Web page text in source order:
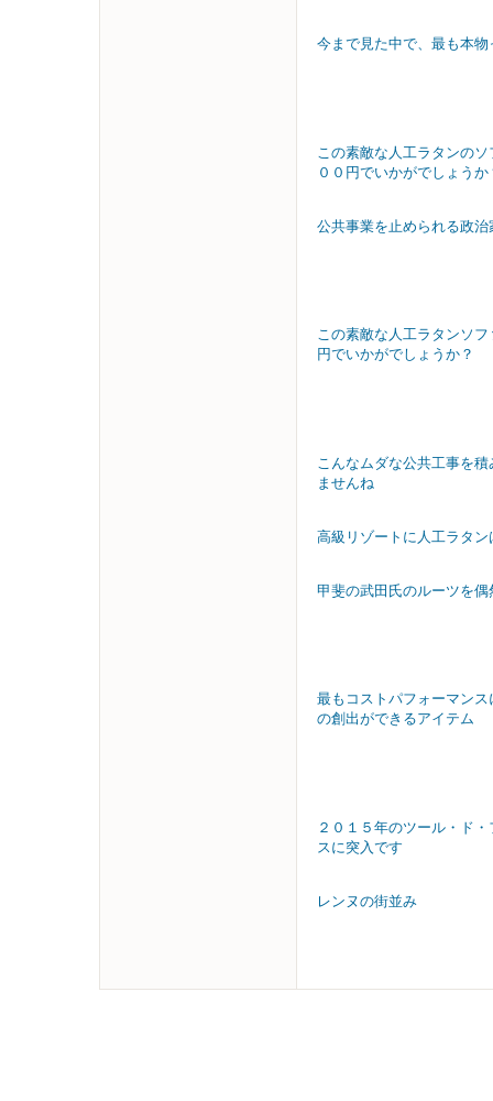
今まで見た中で、最も本
この素敵な人工ラタンの
００円でいかがでしょうか
公共事業を止められる政
この素敵な人工ラタンソ
円でいかがでしょうか？
こんなムダな公共工事を
ませんね
高級リゾートに人工ラタ
甲斐の武田氏のルーツを
最もコストパフォーマン
の創出ができるアイテム
２０１５年のツール・ド
スに突入です
レンヌの街並み